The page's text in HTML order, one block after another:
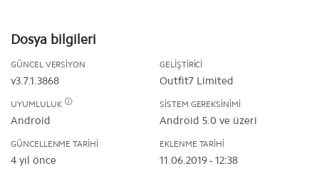
Dosya bilgileri
GÜNCEL VERSIYON
v3.7.1.3868
GELIŞTIRICI
Outfit7 Limited
UYUMLULUK
Android
SISTEM GEREKSINIMI
Android 5.0 ve üzeri
GÜNCELLENME TARIHI
4 yıl önce
EKLENME TARIHI
11.06.2019 - 12:38